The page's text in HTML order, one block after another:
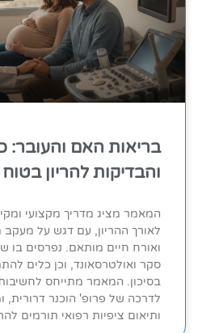
בריאות האם והעובר:
והבדיקות להריון
המאמר מציג מדריך מקצועי
לאורך ההריון, עם דגש על מעקב
ואורח חיים מותאם. נפרסים בו
סקר ואולטרסאונד, וכן כלים
בסיכון. המאמר מתייחס
לדרכה של פרופ' הוכנר דרורית,
ותיאום ציפיות רפואי תורמים